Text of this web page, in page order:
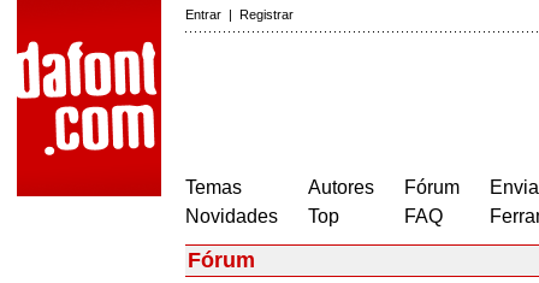
Entrar | Registrar
Temas
Novidades
Autores
Top
Fórum
FAQ
Fórum